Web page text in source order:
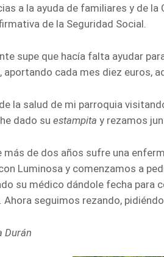
a la ayuda de familiares y de
de la Seguridad Social.
supe que hacía falta ayudar
cada mes diez euros,
la salud de mi parroquia
dado suestampita y rezamos
más de dos años sufre una
Luminosa y comenzamos a
su médico dándole fecha para
seguimos rezando,
Durán